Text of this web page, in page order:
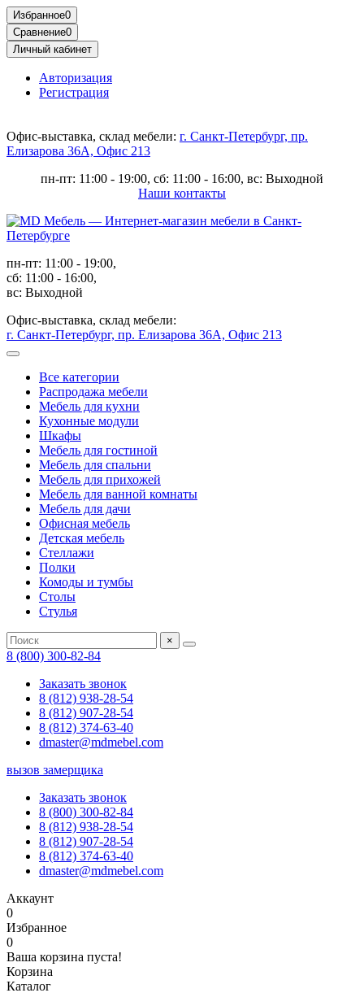
Избранное0
Сравнение0
Личный кабинет
Авторизация
Регистрация
Офис-выставка, склад мебели: г. Санкт-Петербург, пр.
Елизарова 36А, Офис 213
пн-пт: 11:00 - 19:00, сб: 11:00 - 16:00, вс: Выходной
Наши контакты
пн-пт: 11:00 - 19:00,
сб: 11:00 - 16:00,
вс: Выходной
Офис-выставка, склад мебели:
г. Санкт-Петербург, пр. Елизарова 36А, Офис 213
Все категории
Распродажа мебели
Мебель для кухни
Кухонные модули
Шкафы
Мебель для гостиной
Мебель для спальни
Мебель для прихожей
Мебель для ванной комнаты
Мебель для дачи
Офисная мебель
Детская мебель
Стеллажи
Полки
Комоды и тумбы
Столы
Стулья
×
8 (800) 300-82-84
Заказать звонок
8 (812) 938-28-54
8 (812) 907-28-54
8 (812) 374-63-40
dmaster@mdmebel.com
вызов замерщика
Заказать звонок
8 (800) 300-82-84
8 (812) 938-28-54
8 (812) 907-28-54
8 (812) 374-63-40
dmaster@mdmebel.com
Аккаунт
0
Избранное
0
Ваша корзина пуста!
Корзина
Каталог